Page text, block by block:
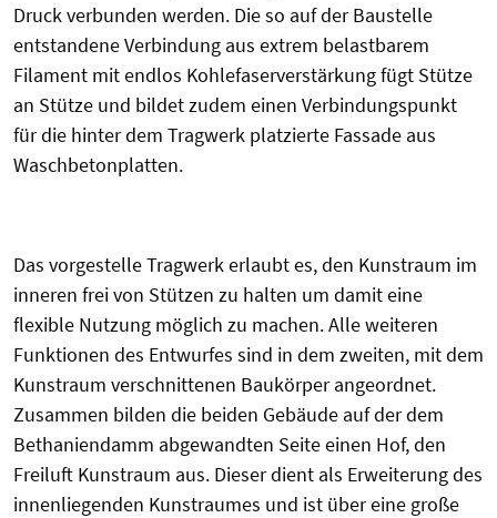
Druck verbunden werden. Die so auf der Baustelle
entstandene Verbindung aus extrem belastbarem
Filament mit endlos Kohlefaserverstärkung fügt Stütze
an Stütze und bildet zudem einen Verbindungspunkt
für die hinter dem Tragwerk platzierte Fassade aus
Waschbetonplatten.
Das vorgestelle Tragwerk erlaubt es, den Kunstraum im
inneren frei von Stützen zu halten um damit eine
flexible Nutzung möglich zu machen. Alle weiteren
Funktionen des Entwurfes sind in dem zweiten, mit dem
Kunstraum verschnittenen Baukörper angeordnet.
Zusammen bilden die beiden Gebäude auf der dem
Bethaniendamm abgewandten Seite einen Hof, den
Freiluft Kunstraum aus. Dieser dient als Erweiterung des
innenliegenden Kunstraumes und ist über eine große